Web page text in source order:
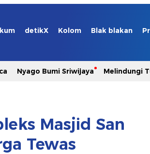
detikX Kolom Blak blakan
Nyago Bumi Sriwijaya Melindungi
Masjid San
Tewas